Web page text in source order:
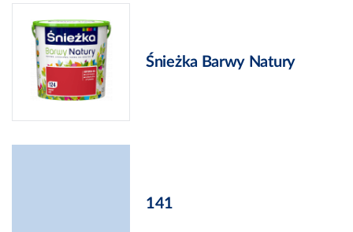
Śnieżka Barwy Natury
141